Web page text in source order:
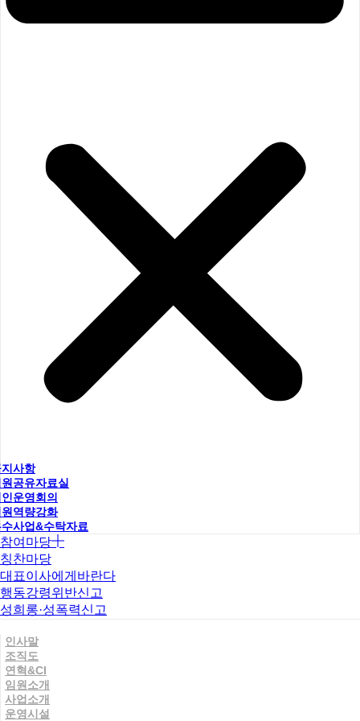
사항
공유자료실
운영회의
역량강화
사업&수탁자료
참여마당
칭찬마당
대표이사에게바란다
행동강령위반신고
성희롱·성폭력신고
인사말
조직도
연혁&CI
임원소개
사업소개
운영시설